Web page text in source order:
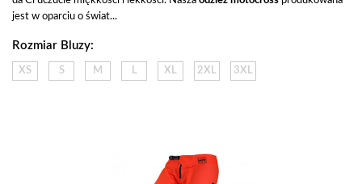
jest w oparciu o świat...
Rozmiar Bluzy:
XS S M L XL 2XL 3XL